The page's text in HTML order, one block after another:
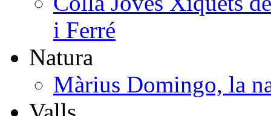
i Ferré
Natura
Màrius Domingo, la